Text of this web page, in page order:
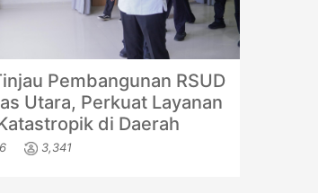
Pembangunan RSUD
Utara, Perkuat Layanan
di Daerah
3,341